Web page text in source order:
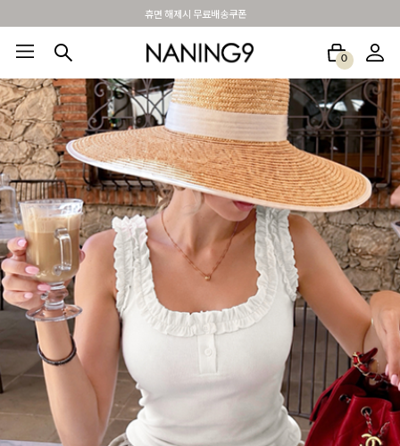
BEST 포토리뷰 - 매주 2명추첨 3만원쿠폰
0
BEST100🤍 NEW5% 베스트재진행 썸머여행룩 아울렛 하객&모임룩